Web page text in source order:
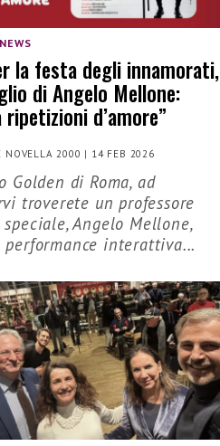
la festa degli innamorati,
di Angelo Mellone:
d’amore”
NOVELLA 2000 | 14 FEB 2026
Golden di Roma, ad
troverete un professore
speciale, Angelo Mellone,
performance interattiva...